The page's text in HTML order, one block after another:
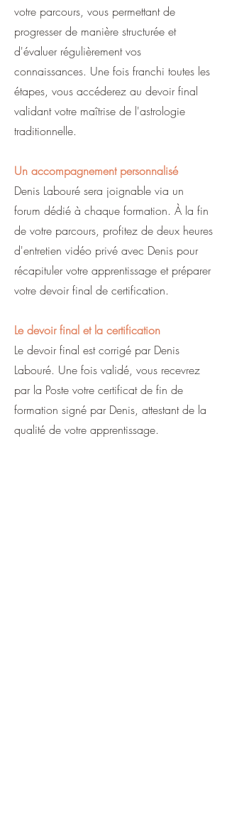
votre parcours, vous permettant de
progresser de manière structurée et
d'évaluer régulièrement vos
connaissances. Une fois franchi toutes les
étapes, vous accéderez au devoir final
validant votre maîtrise de l'astrologie
traditionnelle.
Un accompagnement personnalisé
Denis Labouré sera joignable via un
forum dédié à chaque formation. À la fin
de votre parcours, profitez de deux heures
d'entretien vidéo privé avec Denis pour
récapituler votre apprentissage et préparer
votre devoir final de certification.
Le devoir final et la certification
Le devoir final est corrigé par Denis
Labouré. Une fois validé, vous recevrez
par la Poste votre certificat de fin de
formation signé par Denis, attestant de la
qualité de votre apprentissage.